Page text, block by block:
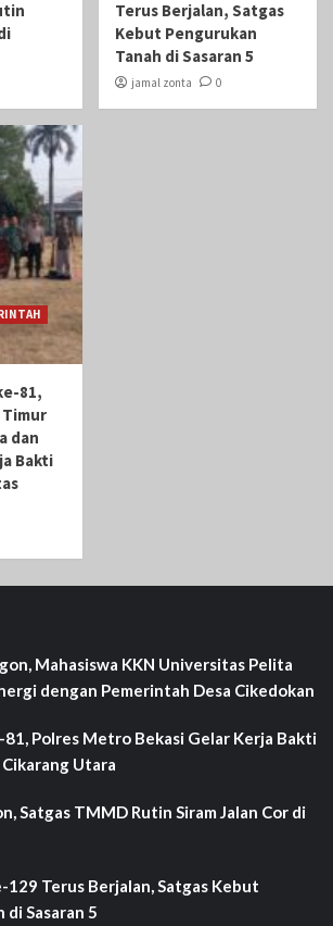
Terus Berjalan, Satgas
Kebut Pengurukan
Tanah di Sasaran 5
jamal zonta 0
81,
Timur
dan
Bakti
Mahasiswa KKN Universitas Pelita
dengan Pemerintah Desa Cikedokan
81, Polres Metro Bekasi Gelar Kerja Bakti
Utara
Satgas TMMD Rutin Siram Jalan Cor di
Terus Berjalan, Satgas Kebut
di Sasaran 5